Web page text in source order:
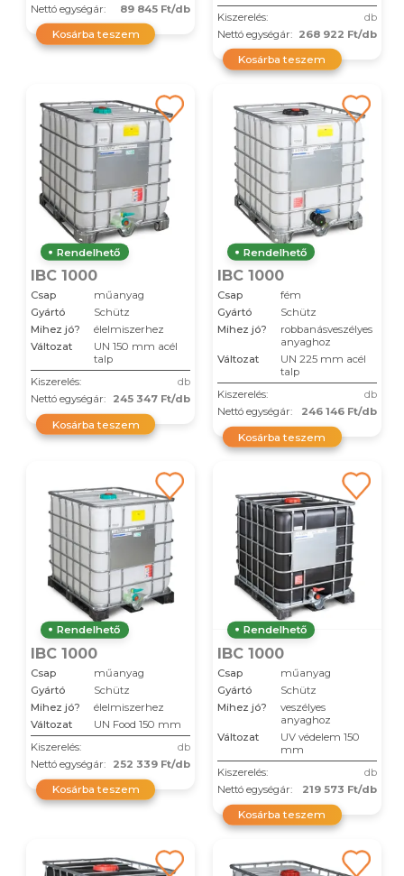
Nettó egységár:
89 845 Ft/db
Kosárba teszem
Kiszerelés:
db
Nettó egységár:
268 922 Ft/db
Kosárba teszem
Rendelhető
IBC 1000
Csap
műanyag
Gyártó
Schütz
Mihez jó?
élelmiszerhez
Változat
UN 150 mm acél
talp
Kiszerelés:
db
Nettó egységár:
245 347 Ft/db
Kosárba teszem
Rendelhető
IBC 1000
Csap
fém
Gyártó
Schütz
Mihez jó?
robbanásveszélyes
anyaghoz
Változat
UN 225 mm acél
talp
Kiszerelés:
db
Nettó egységár:
246 146 Ft/db
Kosárba teszem
Rendelhető
IBC 1000
Csap
műanyag
Gyártó
Schütz
Mihez jó?
élelmiszerhez
Változat
UN Food 150 mm
Kiszerelés:
db
Nettó egységár:
252 339 Ft/db
Kosárba teszem
Rendelhető
IBC 1000
Csap
műanyag
Gyártó
Schütz
Mihez jó?
veszélyes
anyaghoz
Változat
UV védelem 150
mm
Kiszerelés:
db
Nettó egységár:
219 573 Ft/db
Kosárba teszem